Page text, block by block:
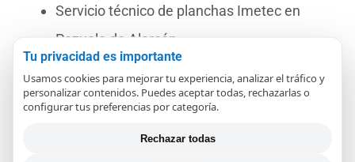
Servicio técnico de planchas Imetec en
Pozuelo de Alarcón
Servicio técnico de planchas Miele en
Pozuelo de Alarcón
Tu privacidad es importante
Usamos cookies para mejorar tu experiencia, analizar el tráfico y
personalizar contenidos. Puedes aceptar todas, rechazarlas o
configurar tus preferencias por categoría.
Rechazar todas